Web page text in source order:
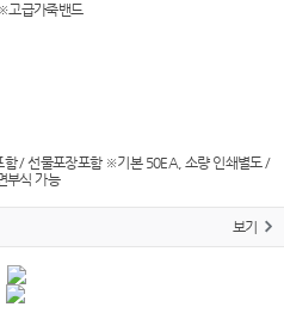
급가죽밴드
/ 선물포장포함 ※기본 50EA, 소량 인쇄별도 /
부식 가능
보기